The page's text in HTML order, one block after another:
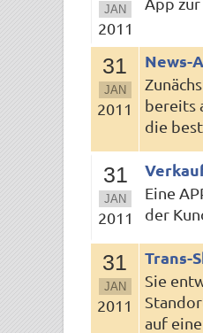
JAN
2011
31
JAN
2011
News-
bereits
die
31
JAN
2011
Eine
der
31
JAN
2011
Trans-
Sie
auf eine